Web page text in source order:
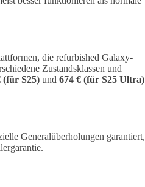
die refurbished Galaxy-
Zustandsklassen und
(für S25) und 674 € (für S25 Ultra)
Generalüberholungen garantiert,